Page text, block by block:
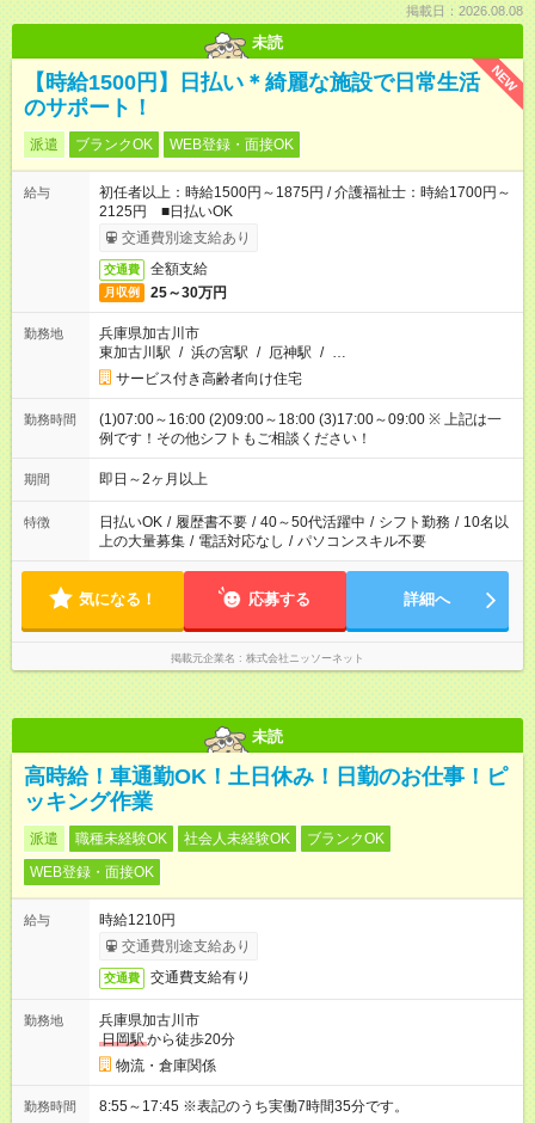
掲載日：2026.08.08
未読
NEW
【時給1500円】日払い＊綺麗な施設で日常生活
のサポート！
派遣 ブランクOK WEB登録・面接OK
給与
初任者以上：時給1500円～1875円 / 介護福祉士：時給1700円～
2125円 ■日払いOK
交通費別途支給あり
交通費 全額支給
月収例 25～30万円
勤務地
兵庫県加古川市
東加古川駅 / 浜の宮駅 / 厄神駅 / …
サービス付き高齢者向け住宅
勤務時間
(1)07:00～16:00 (2)09:00～18:00 (3)17:00～09:00 ※ 上記は一
例です！その他シフトもご相談ください！
期間 即日～2ヶ月以上
特徴 日払いOK / 履歴書不要 / 40～50代活躍中 / シフト勤務 / 10名以
上の大量募集 / 電話対応なし / パソコンスキル不要
気になる！ 応募する 詳細へ
掲載元企業名 株式会社ニッソーネット
未読
高時給！車通勤OK！土日休み！日勤のお仕事！ピ
ッキング作業
派遣 職種未経験OK 社会人未経験OK
ブランクOK
WEB登録・面接OK
給与
時給1210円
交通費別途支給あり
交通費 交通費支給有り
勤務地
兵庫県加古川市
日岡駅から徒歩20分
物流・倉庫関係
勤務時間 8:55～17:45 ※表記のうち実働7時間35分です。